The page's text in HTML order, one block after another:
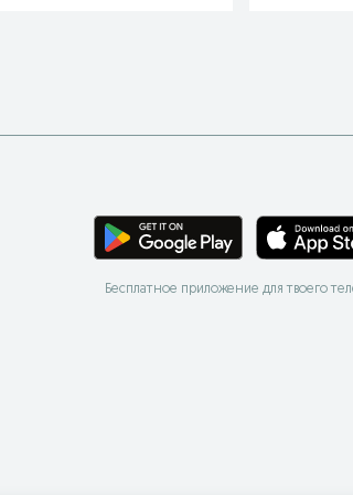
Бесплатное приложение для твоего